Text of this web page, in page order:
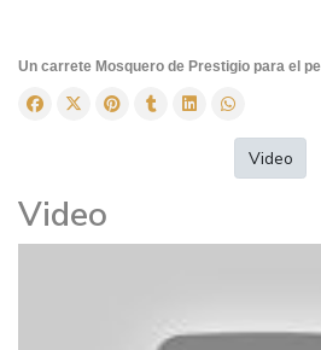
Un carrete Mosquero de Prestigio para el
Video
Video